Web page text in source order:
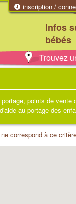
inscription /
Infos
bébés
Trouvez
points de vente
au portage des
correspond à ce